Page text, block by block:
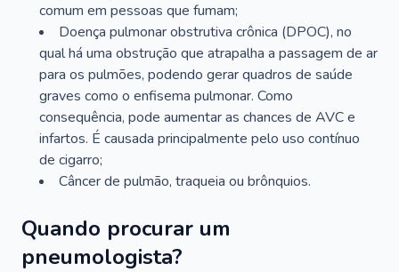
comum em pessoas que fumam;
Doença pulmonar obstrutiva crônica (DPOC), no
qual há uma obstrução que atrapalha a passagem de ar
para os pulmões, podendo gerar quadros de saúde
graves como o enfisema pulmonar. Como
consequência, pode aumentar as chances de AVC e
infartos. É causada principalmente pelo uso contínuo
de cigarro;
Câncer de pulmão, traqueia ou brônquios.
Quando procurar um
pneumologista?